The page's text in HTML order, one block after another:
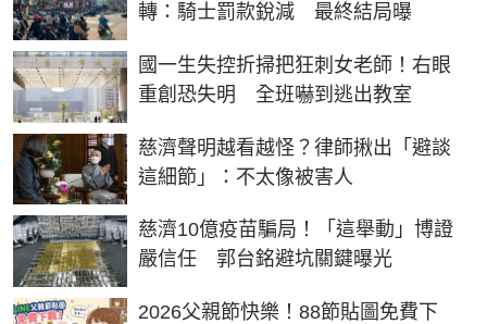
轉：騎士罰款銳減 最終結局曝
國一生失控折掃把狂刺女老師！右眼
重創恐失明 全班嚇到逃出教室
慈濟聲明越看越怪？律師揪出「避談
這細節」：不太像被害人
慈濟10億疫苗騙局！「這舉動」博證
嚴信任 郭台銘避坑關鍵曝光
2026父親節快樂！88節貼圖免費下